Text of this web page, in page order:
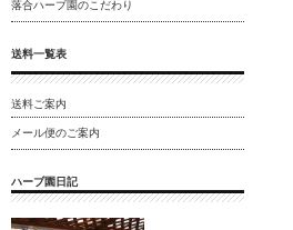
落合ハーブ園のこだわり
送料一覧表
送料ご案内
メール便のご案内
ハーブ園日記